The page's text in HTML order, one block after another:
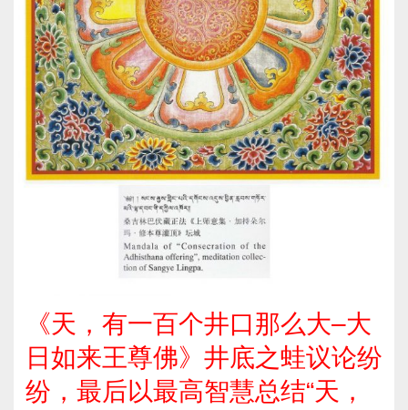
《天，有一百个井口那么大–大
日如来王尊佛》井底之蛙议论纷
纷，最后以最高智慧总结“天，